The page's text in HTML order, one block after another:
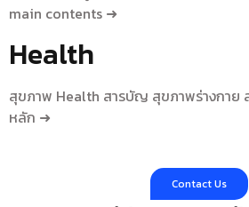
main contents ➜
Health
สุขภาพ Health สารบัญ สุขภาพร่างกาย
หลัก ➜
Contact Us